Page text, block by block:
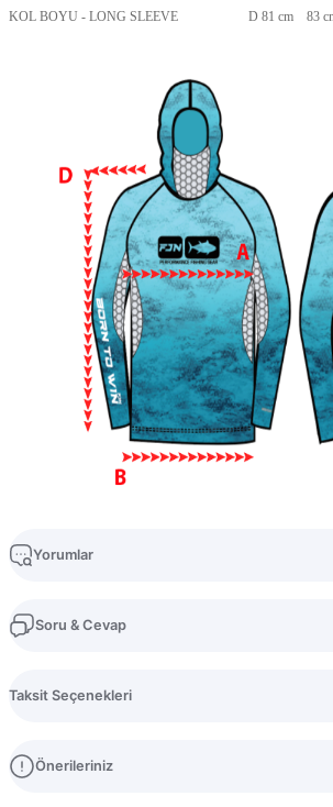
KOL BOYU - LONG SLEEVE
D 81 cm 83
Yorumlar
Soru & Cevap
Taksit Seçenekleri
Önerileriniz